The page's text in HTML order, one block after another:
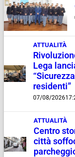
ATTUALITÀ
Lega
residenti”
07/08/2026
ATTUALITÀ
Centro
città